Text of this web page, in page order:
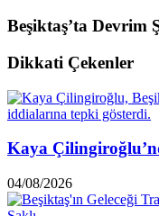
Beşiktaş’ta Devrim
Dikkati Çekenler
Kaya
04/08/2026